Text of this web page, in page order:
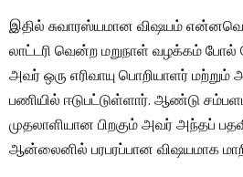
இதில் சுவாரஸ்யமான விஷயம்
லாட்டரி வென்ற மறுநாள் வழக்கம்
அவர் ஒரு எரிவாயு பொறியாளர்
பணியில் ஈடுபட்டுள்ளார். ஆண்டு
முதலாளியான பிறகும் அவர் அந்தப்
ஆன்லைனில் பரபரப்பான விஷயமாக